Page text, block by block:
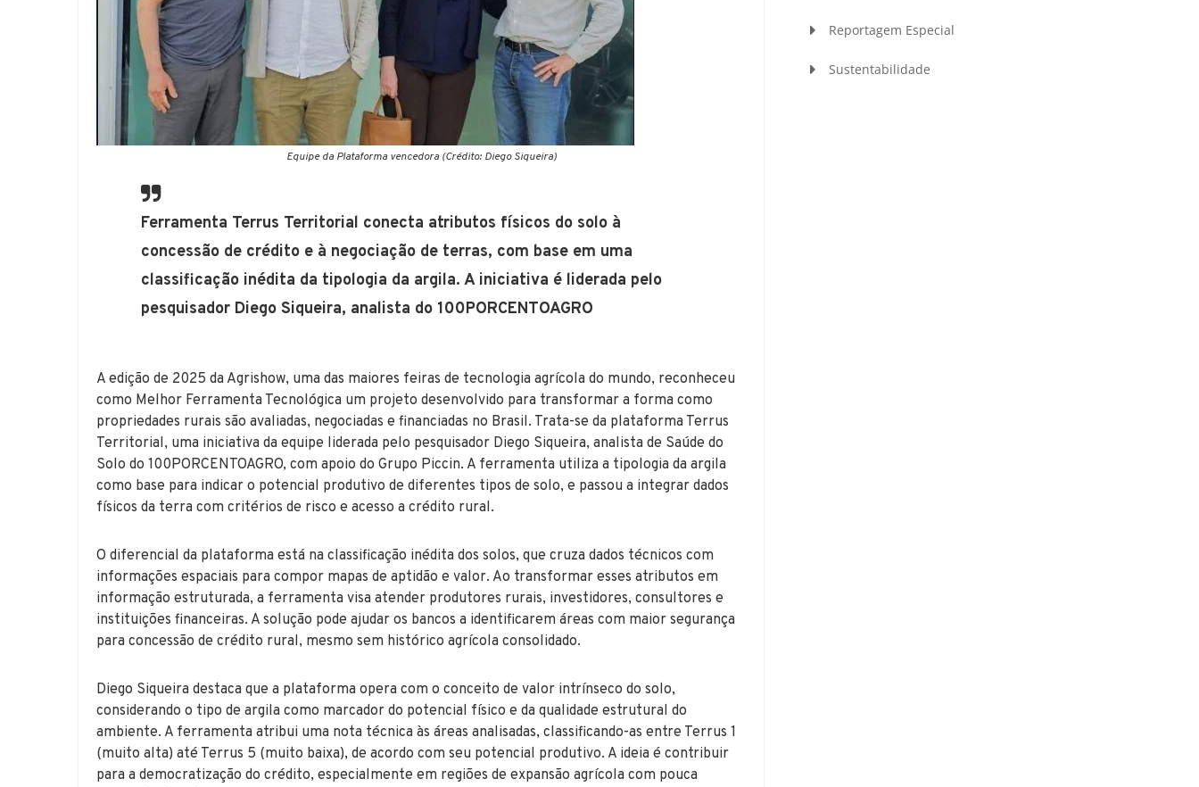
Equipe da Plataforma vencedora (Crédito: Diego Siqueira)
Ferramenta Terrus Territorial conecta atributos físicos do solo à
concessão de crédito e à negociação de terras, com base em uma
classificação inédita da tipologia da argila. A iniciativa é liderada pelo
pesquisador Diego Siqueira, analista do 100PORCENTOAGRO
A edição de 2025 da Agrishow, uma das maiores feiras de tecnologia agrícola do mundo, reconheceu
como Melhor Ferramenta Tecnológica um projeto desenvolvido para transformar a forma como
propriedades rurais são avaliadas, negociadas e financiadas no Brasil. Trata-se da plataforma Terrus
Territorial, uma iniciativa da equipe liderada pelo pesquisador Diego Siqueira, analista de Saúde do
Solo do 100PORCENTOAGRO, com apoio do Grupo Piccin. A ferramenta utiliza a tipologia da argila
como base para indicar o potencial produtivo de diferentes tipos de solo, e passou a integrar dados
físicos da terra com critérios de risco e acesso a crédito rural.
O diferencial da plataforma está na classificação inédita dos solos, que cruza dados técnicos com
informações espaciais para compor mapas de aptidão e valor. Ao transformar esses atributos em
informação estruturada, a ferramenta visa atender produtores rurais, investidores, consultores e
instituições financeiras. A solução pode ajudar os bancos a identificarem áreas com maior segurança
para concessão de crédito rural, mesmo sem histórico agrícola consolidado.
Diego Siqueira destaca que a plataforma opera com o conceito de valor intrínseco do solo,
considerando o tipo de argila como marcador do potencial físico e da qualidade estrutural do
ambiente. A ferramenta atribui uma nota técnica às áreas analisadas, classificando-as entre Terrus 1
(muito alta) até Terrus 5 (muito baixa), de acordo com seu potencial produtivo. A ideia é contribuir
para a democratização do crédito, especialmente em regiões de expansão agrícola com pouca
Reportagem Especial
Sustentabilidade